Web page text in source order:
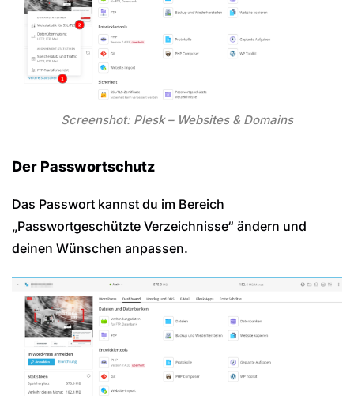
Screenshot: Plesk – Websites & Domains
Der Passwortschutz
Das Passwort kannst du im Bereich
„Passwortgeschützte Verzeichnisse“ ändern und
deinen Wünschen anpassen.